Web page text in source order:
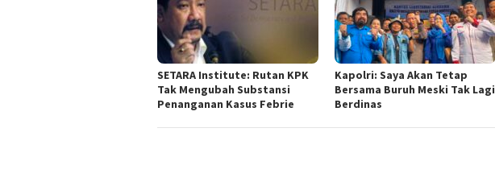
SETARA Institute: Rutan KPK
Tak Mengubah Substansi
Penanganan Kasus Febrie
Kapolri: Saya Akan Tetap
Bersama Buruh Meski Tak Lagi
Berdinas